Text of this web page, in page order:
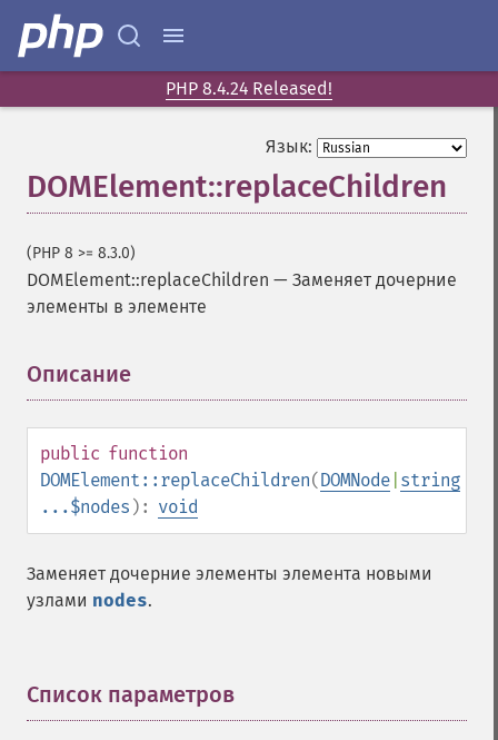
PHP 8.4.24 Released!
Язык:
DOMElement::replaceChildren
(PHP 8 >= 8.3.0)
DOMElement::replaceChildren — Заменяет дочерние
элементы в элементе
Описание
public function
DOMElement::replaceChildren(DOMNode string
...$nodes ): void
Заменяет дочерние элементы элемента новыми
узлами nodes.
Список параметров